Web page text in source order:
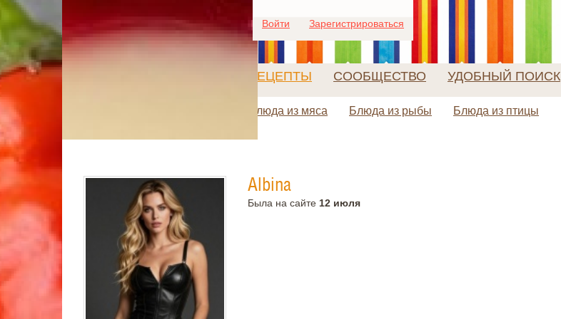
Войти Зарегистрироваться
РЕЦЕПТЫ СООБЩЕСТВО УДОБНЫЙ ПОИСК
Блюда из мяса Блюда из рыбы Блюда из птицы
Albina
Была на сайте 12 июля